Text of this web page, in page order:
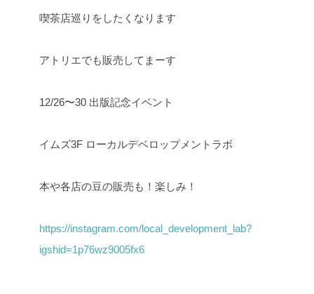
喫茶店巡りをしたくなります
アトリエでも販売してまーす
12/26〜30 出版記念イベント
イムズ3F ローカルデベロップメントラボ
本や各店の豆の販売も！楽しみ！
https://instagram.com/local_development_lab?
igshid=1p76wz9005fx6